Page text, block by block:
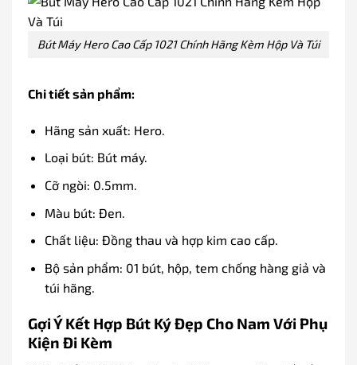
Bút Máy Hero Cao Cấp 1021 Chính Hãng Kèm Hộp Và Túi
Chi tiết sản phẩm:
Hãng sản xuất: Hero.
Loại bút: Bút máy.
Cỡ ngòi: 0.5mm.
Màu bút: Đen.
Chất liệu: Đồng thau và hợp kim cao cấp.
Bộ sản phẩm: 01 bút, hộp, tem chống hàng giả và
túi hãng.
Gợi Ý Kết Hợp Bút Ký Đẹp Cho Nam Với Phụ
Kiện Đi Kèm